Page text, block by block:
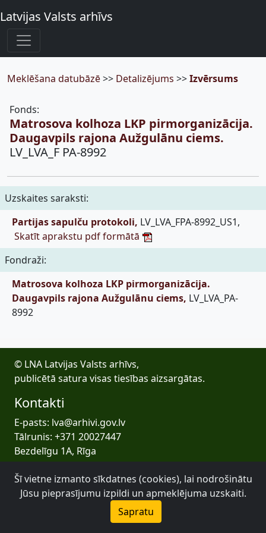
Latvijas Valsts arhīvs
Meklēšana datubāzē>> Detalizējums >>Izvērsums
Fonds:
Matrosova kolhoza LKP pirmorganizācija.
Daugavpils rajona Aužgulānu ciems.
LV_LVA_F PA-8992
Uzskaites saraksti:
Partijas sapulču protokoli, LV_LVA_FPA-8992_US1,
Skatīt aprakstu pdf formātā
Fondraži:
Matrosova kolhoza LKP pirmorganizācija.
Daugavpils rajona Aužgulānu ciems, LV_LVA_PA-
8992
© LNA Latvijas Valsts arhīvs,
publicētā satura visas tiesības aizsargātas.
Kontakti
E-pasts: lva@arhivi.gov.lv
Tālrunis: +371 20027447
Bezdelīgu 1A, Rīga
Latvijas Valsts arhīvs
Šī vietne izmanto sīkdatnes (cookies), lai nodrošinātu
Jūsu pieprasījumu izpildi un apmeklējuma uzskaiti.
Sapratu